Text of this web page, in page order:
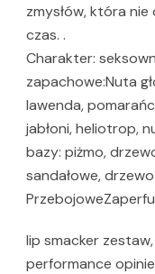
zmysłów, która
czas. .
Charakter:
zapachowe:Nuta
lawenda,
jabłoni, heliotrop,
bazy: piżmo,
sandałowe,
lip smacker
performance